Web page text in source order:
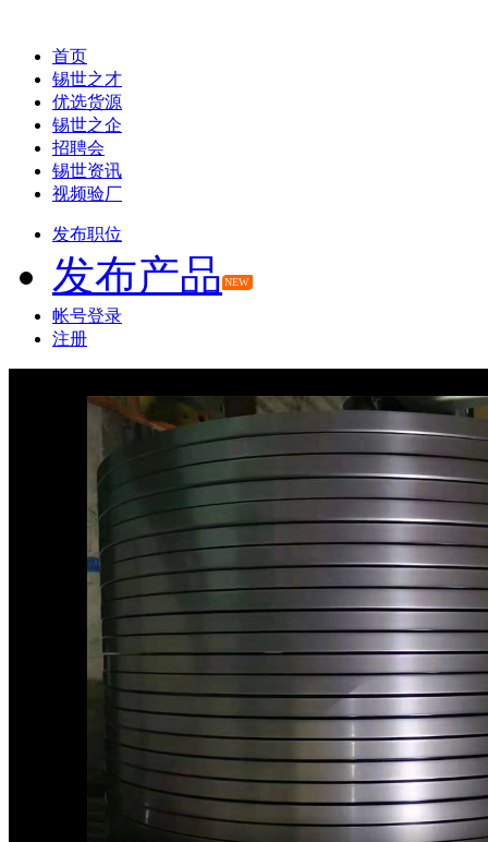
首页
锡世之才
优选货源
锡世之企
招聘会
锡世资讯
视频验厂
发布职位
发布产品 NEW
帐号登录
注册